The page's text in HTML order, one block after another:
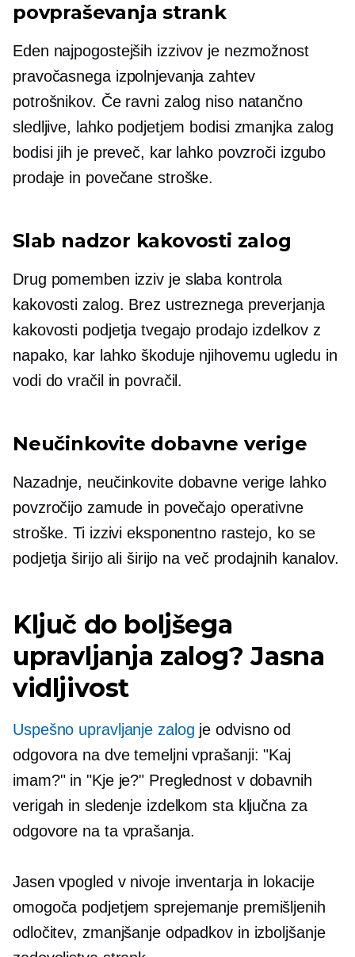
povpraševanja strank
Eden najpogostejših izzivov je nezmožnost
pravočasnega izpolnjevanja zahtev
potrošnikov. Če ravni zalog niso natančno
sledljive, lahko podjetjem bodisi zmanjka zalog
bodisi jih je preveč, kar lahko povzroči izgubo
prodaje in povečane stroške.
Slab nadzor kakovosti zalog
Drug pomemben izziv je slaba kontrola
kakovosti zalog. Brez ustreznega preverjanja
kakovosti podjetja tvegajo prodajo izdelkov z
napako, kar lahko škoduje njihovemu ugledu in
vodi do vračil in povračil.
Neučinkovite dobavne verige
Nazadnje, neučinkovite dobavne verige lahko
povzročijo zamude in povečajo operativne
stroške. Ti izzivi eksponentno rastejo, ko se
podjetja širijo ali širijo na več prodajnih kanalov.
Ključ do boljšega
upravljanja zalog? Jasna
vidljivost
Uspešno upravljanje zalog je odvisno od
odgovora na dve temeljni vprašanji: "Kaj
imam?" in "Kje je?" Preglednost v dobavnih
verigah in sledenje izdelkom sta ključna za
odgovore na ta vprašanja.
Jasen vpogled v nivoje inventarja in lokacije
omogoča podjetjem sprejemanje premišljenih
odločitev, zmanjšanje odpadkov in izboljšanje